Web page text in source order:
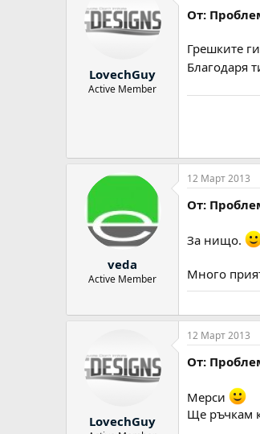
LovechGuy
Active Member
От:
Грешките
Благодаря
veda
Active Member
12 Март 2013
От:
За нищо.
Много
LovechGuy
12 Март 2013
От:
Мерси
Ще ръчкам